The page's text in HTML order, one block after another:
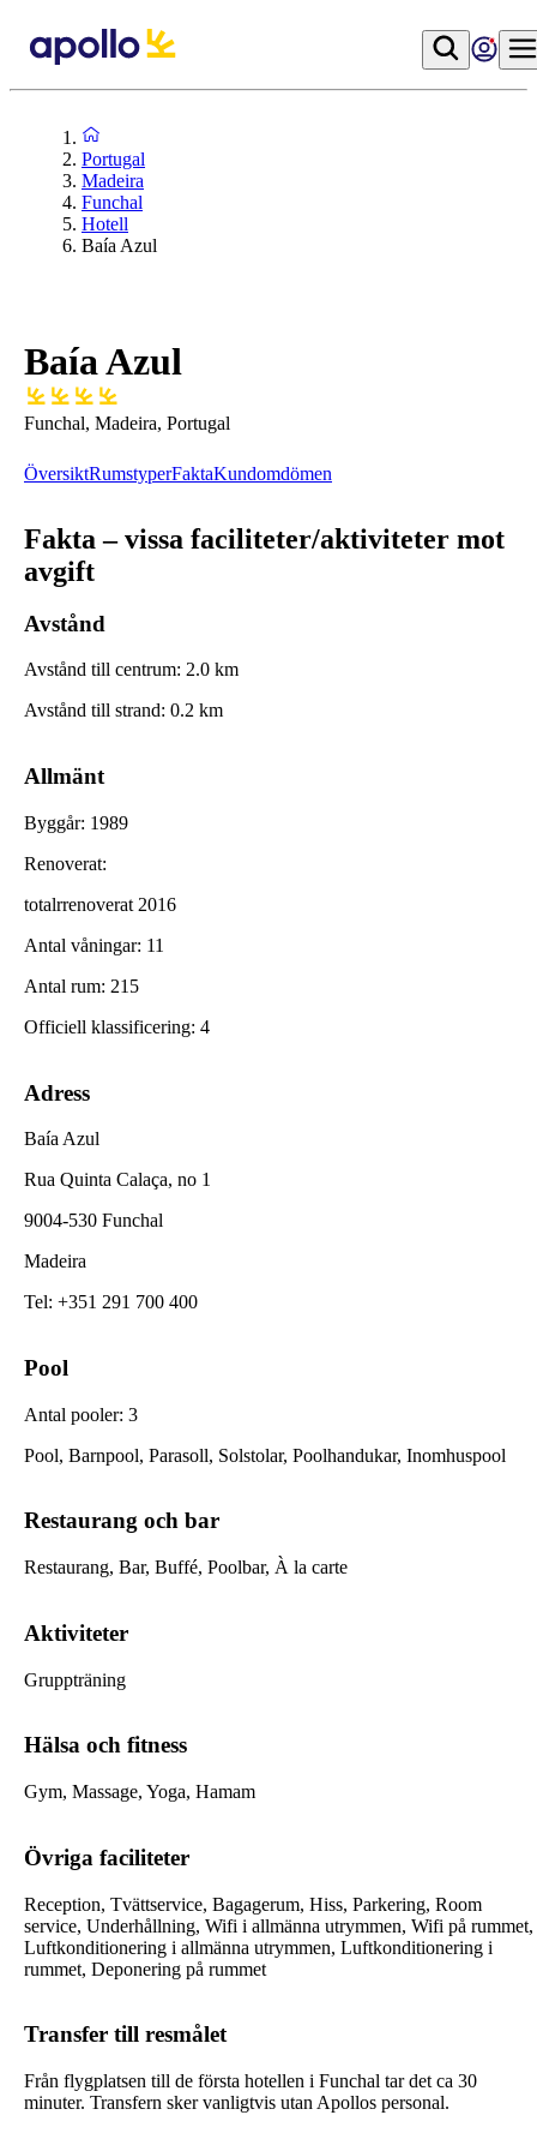
Portugal
Madeira
Funchal
Hotell
Baía Azul
Baía Azul
Funchal, Madeira, Portugal
ÖversiktRumstyperFaktaKundomdömen
Fakta – vissa faciliteter/aktiviteter mot
avgift
Avstånd
Avstånd till centrum: 2.0 km
Avstånd till strand: 0.2 km
Allmänt
Byggår: 1989
Renoverat:
totalrrenoverat 2016
Antal våningar: 11
Antal rum: 215
Officiell klassificering: 4
Adress
Baía Azul
Rua Quinta Calaça, no 1
9004-530 Funchal
Madeira
Tel: +351 291 700 400
Pool
Antal pooler: 3
Pool, Barnpool, Parasoll, Solstolar, Poolhandukar, Inomhuspool
Restaurang och bar
Restaurang, Bar, Buffé, Poolbar, À la carte
Aktiviteter
Gruppträning
Hälsa och fitness
Gym, Massage, Yoga, Hamam
Övriga faciliteter
Reception, Tvättservice, Bagagerum, Hiss, Parkering, Room
service, Underhållning, Wifi i allmänna utrymmen, Wifi på rummet,
Luftkonditionering i allmänna utrymmen, Luftkonditionering i
rummet, Deponering på rummet
Transfer till resmålet
Från flygplatsen till de första hotellen i Funchal tar det ca 30
minuter. Transfern sker vanligtvis utan Apollos personal.